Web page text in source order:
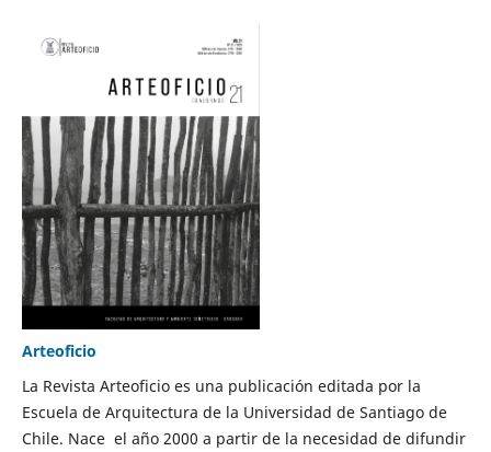
Arteoficio
La Revista Arteoficio es una publicación editada por la
Escuela de Arquitectura de la Universidad de Santiago de
Chile. Nace el año 2000 a partir de la necesidad de difundir